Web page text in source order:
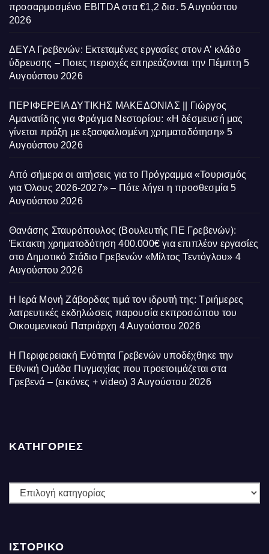
προσαρμοσμένο EBITDA στα €1,2 δισ. 5 Αυγούστου
2026
ΔΕΥΑ Γρεβενών: Εκτεταμένες εργασίες στον Α’ κλάδο
ύδρευσης – Ποιες περιοχές επηρεάζονται την Πέμπτη 5
Αυγούστου 2026
ΠΕΡΙΦΕΡΕΙΑ ΔΥΤΙΚΗΣ ΜΑΚΕΔΟΝΙΑΣ || Γιώργος
Αμανατίδης για Φράγμα Νεστορίου: «Η δέσμευσή μας
γίνεται πράξη με εξασφαλισμένη χρηματοδότηση» 5
Αυγούστου 2026
Από σήμερα οι αιτήσεις για το Πρόγραμμα «Τουρισμός
για Όλους 2026-2027» – Πότε λήγει η προσθεσμία 5
Αυγούστου 2026
Θανάσης Σταυρόπουλος (Βουλευτής ΠΕ Γρεβενών):
Έκτακτη χρηματοδότηση 400.000€ για επιπλέον εργασίες
στο Δημοτικό Στάδιο Γρεβενών «Μίλτος Τεντόγλου» 4
Αυγούστου 2026
Η Ιερά Μονή Ζάβορδας τιμά τον ιδρυτή της: Τριήμερες
λατρευτικές εκδηλώσεις παρουσία εκπροσώπου του
Οικουμενικού Πατριάρχη 4 Αυγούστου 2026
Η Περιφερειακή Ενότητα Γρεβενών υποδέχθηκε την
Εθνική Ομάδα Πυγμαχίας που προετοιμάζεται στα
Γρεβενά – (εικόνες + video) 3 Αυγούστου 2026
ΚΑΤΗΓΟΡΙΕΣ
ΚΑΤΗΓΟΡΙΕΣ
ΙΣΤΟΡΙΚΌ